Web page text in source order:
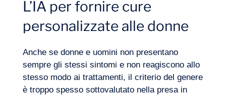
Diario di bordo
L’IA per fornire cure
personalizzate alle donne
Anche se donne e uomini non presentano
sempre gli stessi sintomi e non reagiscono allo
stesso modo ai trattamenti, il criterio del genere
è troppo spesso sottovalutato nella presa in